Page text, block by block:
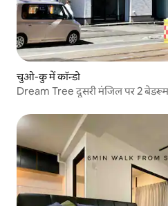
चुओ-कु में कॉन्डो
Dream Tree दूसरी मंजिल पर 2 बेडरूम
दूरी, सुपरमार्केट 1 मिनट की पैदल दूरी पर